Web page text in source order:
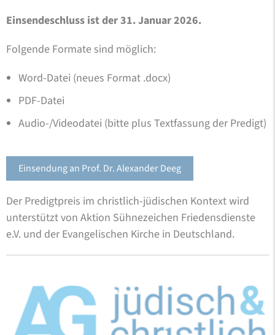
Einsendeschluss ist der 31. Januar 2026.
Folgende Formate sind möglich:
Word-Datei (neues Format .docx)
PDF-Datei
Audio-/Videodatei (bitte plus Textfassung der Predigt)
Einsendung an Prof. Dr. Alexander Deeg
Der Predigtpreis im christlich-jüdischen Kontext wird
unterstützt von Aktion Sühnezeichen Friedensdienste
e.V. und der Evangelischen Kirche in Deutschland.